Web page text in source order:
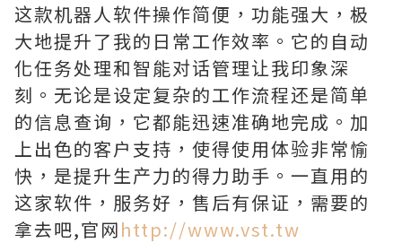
这款机器人软件操作简便，功能强大，极
大地提升了我的日常工作效率。它的自动
化任务处理和智能对话管理让我印象深
刻。无论是设定复杂的工作流程还是简单
的信息查询，它都能迅速准确地完成。加
上出色的客户支持，使得使用体验非常愉
快，是提升生产力的得力助手。一直用的
这家软件，服务好，售后有保证，需要的
拿去吧,官网http://www.vst.tw